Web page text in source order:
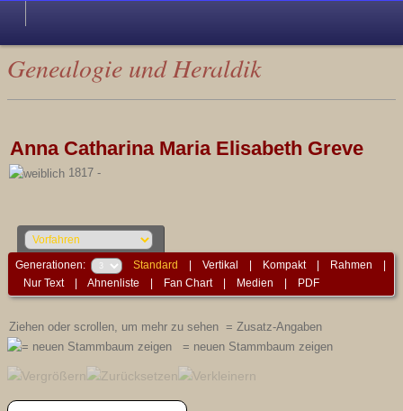
Genealogie und Heraldik
Anna Catharina Maria Elisabeth Greve
1817 -
Generationen: Standard |Vertikal Kompakt| Rahmen
Nur Text|Ahnenliste Fan Chart| Medien PDF
Ziehen oder scrollen, um mehr zu sehen = Zusatz-Angaben
= neuen Stammbaum zeigen